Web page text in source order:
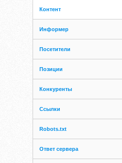
Контент
Информер
Посетители
Позиции
Конкуренты
Ссылки
Robots.txt
Ответ сервера